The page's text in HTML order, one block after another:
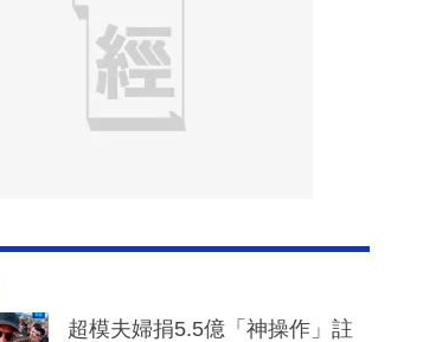
超模夫婦捐5.5億「神操作」註